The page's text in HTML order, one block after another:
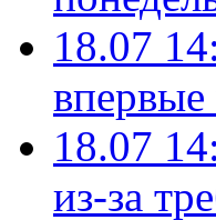
18.07
впервые
18.07
из-за